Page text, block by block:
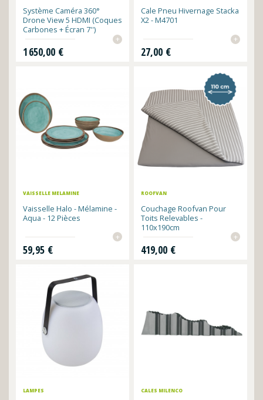
Système Caméra 360°
Drone View 5 HDMI (Coques
Carbones + Écran 7'')
+
Prix
1 650,00 €
Cale Pneu Hivernage Stacka
X2 - M4701
+
Prix
27,00 €
VAISSELLE MELAMINE
Vaisselle Halo - Mélamine -
Aqua - 12 Pièces
+
Prix
59,95 €
ROOFVAN
Couchage Roofvan Pour
Toits Relevables -
110x190cm
+
Prix
419,00 €
LAMPES CALES MILENCO